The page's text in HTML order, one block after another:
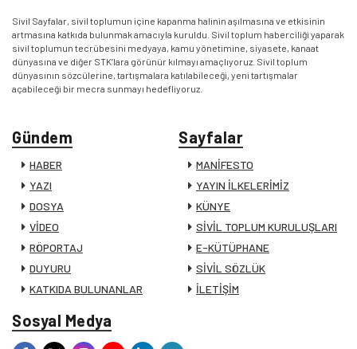
Sivil Sayfalar, sivil toplumun içine kapanma halinin aşılmasına ve etkisinin
artmasına katkıda bulunmak amacıyla kuruldu. Sivil toplum haberciliği yaparak
sivil toplumun tecrübesini medyaya, kamu yönetimine, siyasete, kanaat
dünyasına ve diğer STK’lara görünür kılmayı amaçlıyoruz. Sivil toplum
dünyasının sözcülerine, tartışmalara katılabileceği, yeni tartışmalar
açabileceği bir mecra sunmayı hedefliyoruz.
Gündem
HABER
YAZI
DOSYA
VİDEO
RÖPORTAJ
DUYURU
KATKIDA BULUNANLAR
Sayfalar
MANİFESTO
YAYIN İLKELERİMİZ
KÜNYE
SİVİL TOPLUM KURULUŞLARI
E-KÜTÜPHANE
SİVİL SÖZLÜK
İLETİŞİM
Sosyal Medya